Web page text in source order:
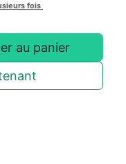
au panier
fois